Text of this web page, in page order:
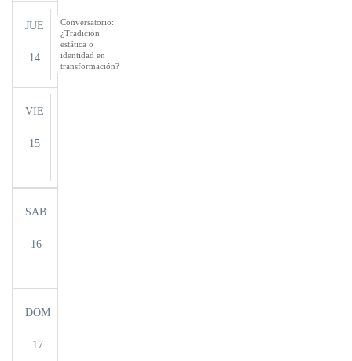
JUE
14
Conversatorio:
¿Tradición
estática o
identidad en
transformación?
VIE
15
SAB
16
DOM
17